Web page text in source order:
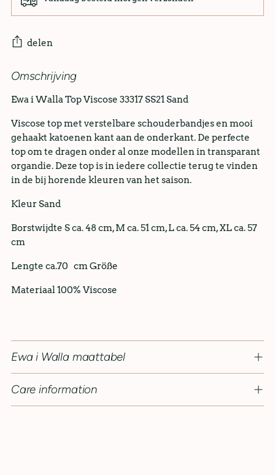
delen
Omschrijving
Ewa i Walla Top Viscose 33317 SS21 Sand
Viscose top met verstelbare schouderbandjes en mooi
gehaakt katoenen kant aan de onderkant. De perfecte
top om te dragen onder al onze modellen in transparant
organdie. Deze top is in iedere collectie terug te vinden
in de bij horende kleuren van het saison.
Kleur Sand
Borstwijdte S ca. 48 cm, M ca. 51 cm, L ca. 54 cm, XL ca. 57
cm
Lengte ca.70 cm Größe
Materiaal 100% Viscose
Ewa i Walla maattabel
Care information